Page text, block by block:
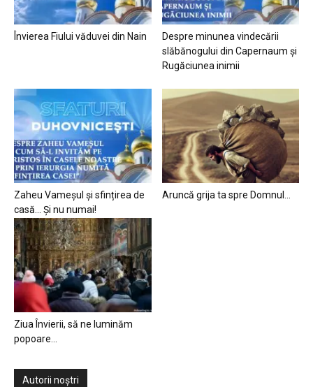
Învierea Fiului văduvei din Nain
Despre minunea vindecării
slăbănogului din Capernaum și
Rugăciunea inimii
Zaheu Vameșul și sfințirea de
casă… Și nu numai!
Aruncă grija ta spre Domnul…
Ziua Învierii, să ne luminăm
popoare…
Autorii noștri